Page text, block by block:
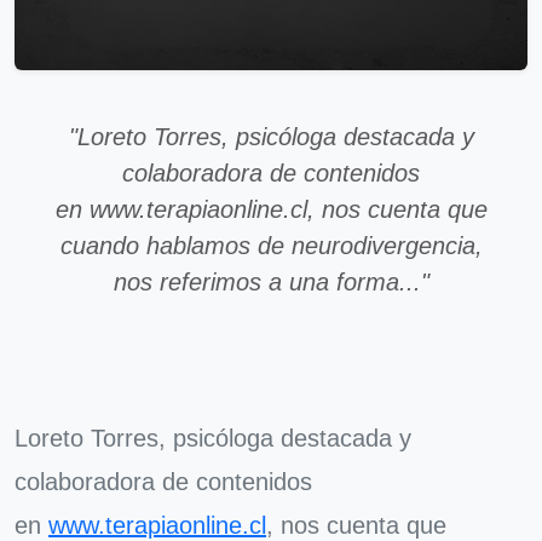
"Loreto Torres, psicóloga destacada y
colaboradora de contenidos
en www.terapiaonline.cl, nos cuenta que
cuando hablamos de neurodivergencia,
nos referimos a una forma..."
Loreto Torres, psicóloga destacada y
colaboradora de contenidos
en www.terapiaonline.cl , nos cuenta que